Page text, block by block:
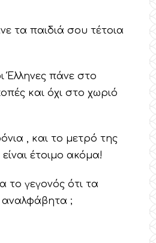
τα παιδιά σου τέτοια
Έλληνες πάνε στο
και όχι στο χωριό
, και το μετρό της
έτοιμο ακόμα!
το γεγονός ότι τα
αναλφάβητα ;